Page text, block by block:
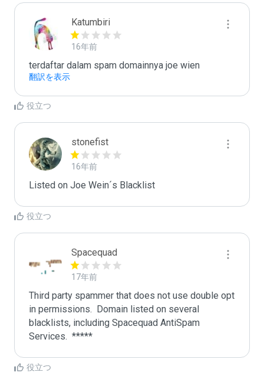
Katumbiri
16年前
terdaftar dalam spam domainnya joe wien
翻訳を表示
役立つ
stonefist
16年前
Listed on Joe Wein´s Blacklist
役立つ
Spacequad
17年前
Third party spammer that does not use double opt
in permissions.  Domain listed on several
blacklists, including Spacequad AntiSpam
役立つ